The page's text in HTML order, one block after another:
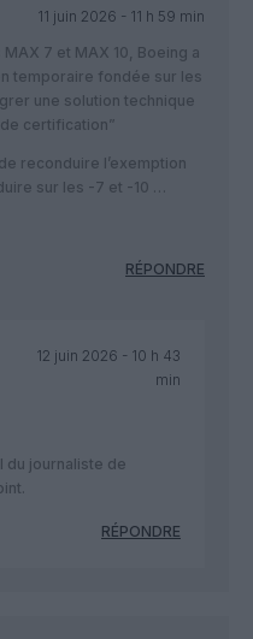
11 juin 2026 - 11 h 59 min
7 et MAX 10, Boeing a
temporaire fondée sur les
une solution technique
certification”
reconduire l’exemption
sur les -7 et -10 …
RÉPONDRE
12 juin 2026 - 10 h 43
min
du journaliste de
RÉPONDRE